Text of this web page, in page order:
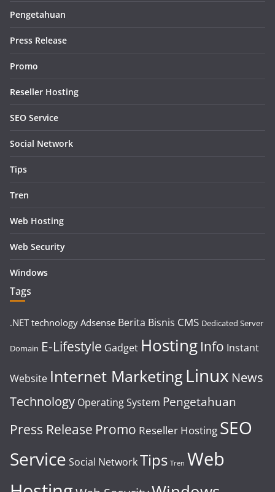
Pengetahuan
Press Release
Promo
Reseller Hosting
SEO Service
Social Network
Tips
Tren
Web Hosting
Web Security
Windows
Tags
.NET technology Adsense Berita Bisnis CMS Dedicated Server
Domain E-Lifestyle Gadget Hosting Info Instant
Website Internet Marketing Linux News
Technology Operating System Pengetahuan
Press Release Promo Reseller Hosting SEO
Service Social NetworkTips Tren Web